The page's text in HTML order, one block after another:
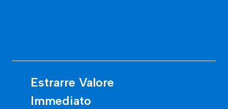
Estrarre Valore
Immediato